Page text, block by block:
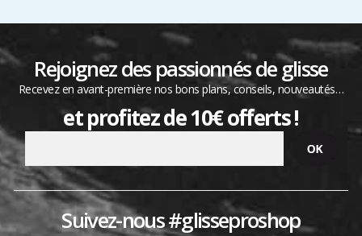
Rejoignez des passionnés de glisse
Recevez en avant-première nos bons plans, conseils, nouveautés…
et profitez de 10€ offerts !
Suivez-nous #glisseproshop